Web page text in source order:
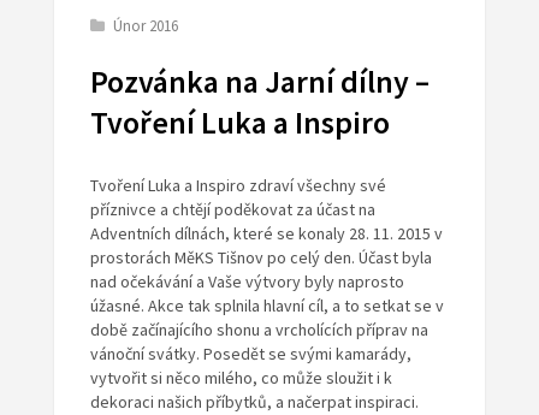
Únor 2016
Pozvánka na Jarní dílny –
Tvoření Luka a Inspiro
Tvoření Luka a Inspiro zdraví všechny své
příznivce a chtějí poděkovat za účast na
Adventních dílnách, které se konaly 28. 11. 2015 v
prostorách MěKS Tišnov po celý den. Účast byla
nad očekávání a Vaše výtvory byly naprosto
úžasné. Akce tak splnila hlavní cíl, a to setkat se v
době začínajícího shonu a vrcholících příprav na
vánoční svátky. Posedět se svými kamarády,
vytvořit si něco milého, co může sloužit i k
dekoraci našich příbytků, a načerpat inspiraci.